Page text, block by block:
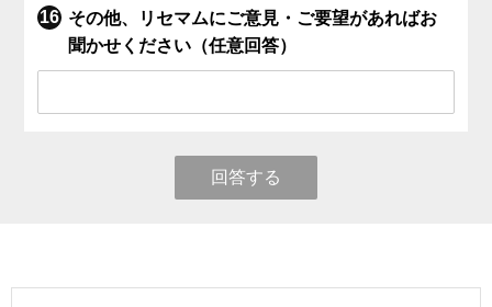
その他、リセマムにご意見・ご要望があればお
聞かせください（任意回答）
回答する